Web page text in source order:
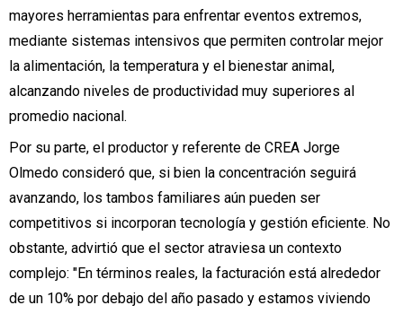
mayores herramientas para enfrentar eventos extremos,
mediante sistemas intensivos que permiten controlar mejor
la alimentación, la temperatura y el bienestar animal,
alcanzando niveles de productividad muy superiores al
promedio nacional.
Por su parte, el productor y referente de CREA Jorge
Olmedo consideró que, si bien la concentración seguirá
avanzando, los tambos familiares aún pueden ser
competitivos si incorporan tecnología y gestión eficiente. No
obstante, advirtió que el sector atraviesa un contexto
complejo: "En términos reales, la facturación está alrededor
de un 10% por debajo del año pasado y estamos viviendo